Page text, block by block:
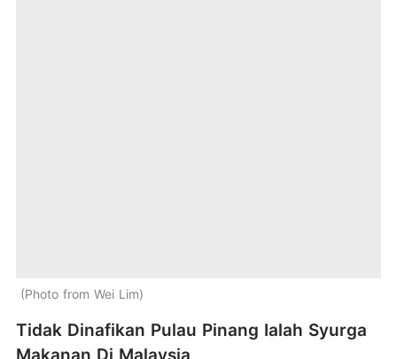
Photo from Wei Lim
Tidak Dinafikan Pulau Pinang Ialah Syurga